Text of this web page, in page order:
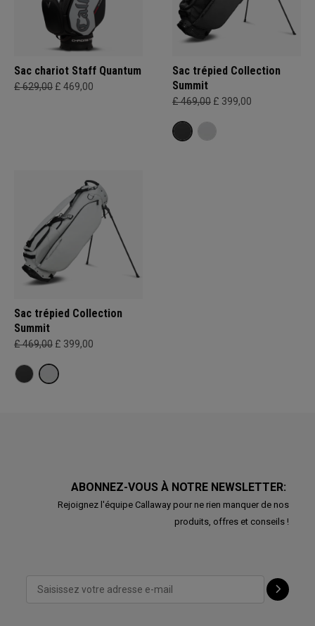
Sac chariot Staff Quantum
£ 629,00 £ 469,00
Sac trépied Collection
Summit
£ 469,00 £ 399,00
Sac trépied Collection
Summit
£ 469,00 £ 399,00
ABONNEZ-VOUS À NOTRE NEWSLETTER:
Rejoignez l'équipe Callaway pour ne rien manquer de nos
produits, offres et conseils !